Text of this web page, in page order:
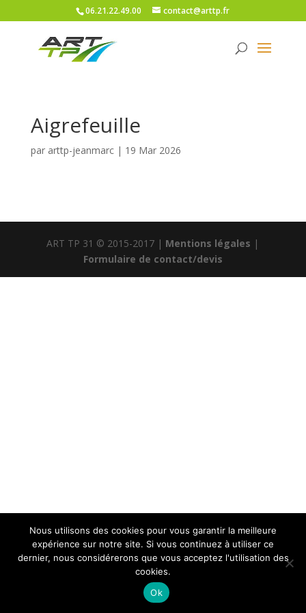
06.21.22.49.00 contact@arttp.fr
Aigrefeuille
par arttp-jeanmarc| 19 Mar 2026
ART TP 31 © 2015-2017 | Mentions légales |
Formulaire de contact/devis
Nous utilisons des cookies pour vous garantir la meilleure
expérience sur notre site. Si vous continuez à utiliser ce
dernier, nous considérerons que vous acceptez l'utilisation des
cookies.
Ok